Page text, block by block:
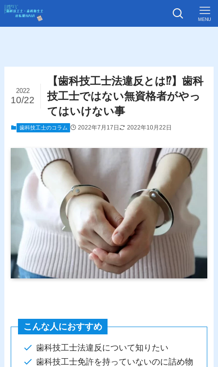
MENU
【歯科技工士法違反とは⁉】歯科
技工士ではない無資格者がやっ
てはいけない事
2022
10/22
歯科技工士のコラム 2022年7月17日 2022年10月22日
こんな人におすすめ
歯科技工士法違反について知りたい
歯科技工士免許を持っていないのに詰め物